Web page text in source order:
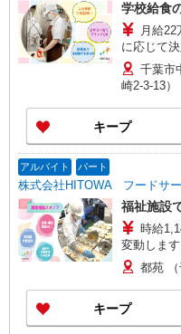
学校給食
月給22万円〜
に応じて
千葉市
崎2-3-13）
キープ
アルバイト パート
株式会社HITOWA フードサ
福祉施設
時給1,140円以上 ※
変動しま
により時
志）：あ
都苑 （
キープ